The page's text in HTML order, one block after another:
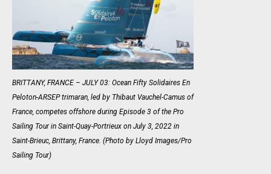
BRITTANY, FRANCE – JULY 03: Ocean Fifty Solidaires En
Peloton-ARSEP trimaran, led by Thibaut Vauchel-Camus of
France, competes offshore during Episode 3 of the Pro
Sailing Tour in Saint-Quay-Portrieux on July 3, 2022 in
Saint-Brieuc, Brittany, France. (Photo by Lloyd Images/Pro
Sailing Tour)